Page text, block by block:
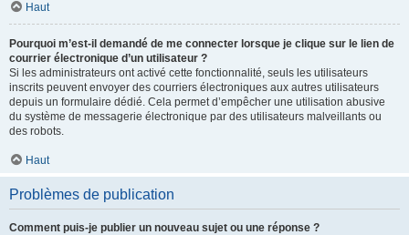
Haut
Pourquoi m’est-il demandé de me connecter lorsque je clique sur le lien de
courrier électronique d’un utilisateur ?
Si les administrateurs ont activé cette fonctionnalité, seuls les utilisateurs
inscrits peuvent envoyer des courriers électroniques aux autres utilisateurs
depuis un formulaire dédié. Cela permet d’empêcher une utilisation abusive
du système de messagerie électronique par des utilisateurs malveillants ou
des robots.
Haut
Problèmes de publication
Comment puis-je publier un nouveau sujet ou une réponse ?